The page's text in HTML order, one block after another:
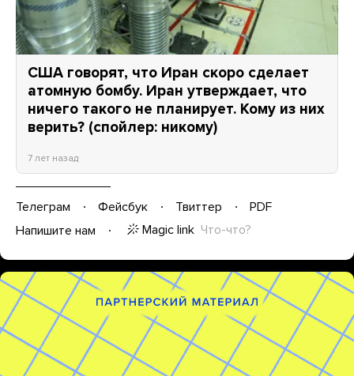
США говорят, что Иран скоро сделает
атомную бомбу. Иран утверждает, что
ничего такого не планирует. Кому из них
верить? (спойлер: никому)
7 лет назад
Телеграм Фейсбук Твиттер
PDF
Напишите нам
Magic link Что-что?